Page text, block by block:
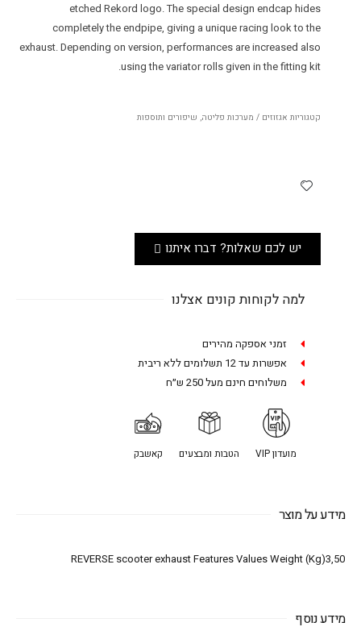
etched Rekord logo. The special design endcap hides
completely the endpipe, giving a unique racing look to the
exhaust. Depending on version, performances are increased also
using the variator rolls given in the fitting kit.
קטגוריות אגזוזים / מערכות פליטה, שיפורים ותוספות
יש לכם שאלות? דברו איתנו
למה לקוחות קונים אצלנו
זמני אספקה מהירים
אפשרות עד 12 תשלומים ללא ריבית
משלוחים חינם מעל 250 ש״ח
מועדון VIP הטבות ומבצעים קאשבק
מידע על מוצר
REVERSE scooter exhaust Features Values Weight (Kg)3,50
מידע נוסף